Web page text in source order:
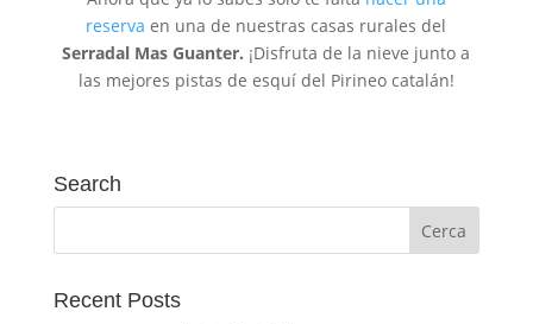
reserva en una de nuestras casas rurales del
Serradal Mas Guanter. ¡Disfruta de la nieve junto a
las mejores pistas de esquí del Pirineo catalán!
Search
Recent Posts